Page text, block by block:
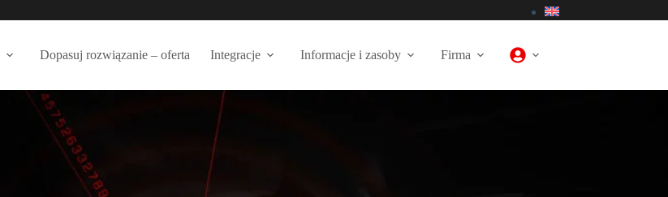
Dopasuj rozwiązanie – oferta Integracje Informacje i zasoby Firma